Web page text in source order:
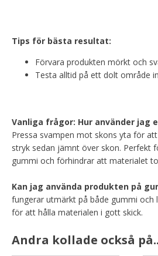
Tips för bästa resultat:
Förvara produkten mörkt och
Testa alltid på ett dolt område
Vanliga frågor: Hur använder jag
Pressa svampen mot skons yta för
stryk sedan jämnt över skon. Perfekt
gummi och förhindrar att materialet
Kan jag använda produkten på
fungerar utmärkt på både gummi och
för att hålla materialen i gott skick.
Andra kollade också